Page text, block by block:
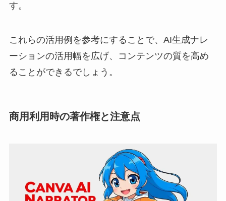
す。
これらの活用例を参考にすることで、AI生成ナレ
ーションの活用幅を広げ、コンテンツの質を高め
ることができるでしょう。
商用利用時の著作権と注意点